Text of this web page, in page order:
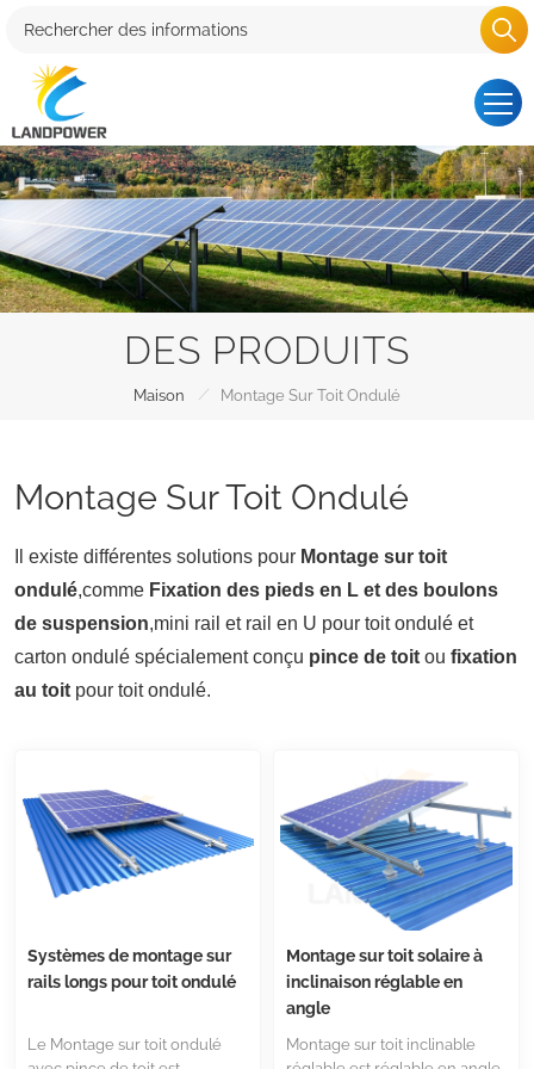
DES PRODUITS
Maison / Montage Sur Toit Ondulé
Montage Sur Toit Ondulé
Il existe différentes solutions pour Montage sur toit
ondulé,comme Fixation des pieds en L et des boulons
de suspension,mini rail et rail en U pour toit ondulé et
carton ondulé spécialement conçu pince de toit ou fixation
au toit pour toit ondulé.
Systèmes de montage sur
rails longs pour toit ondulé
Le Montage sur toit ondulé
Montage sur toit solaire à
inclinaison réglable en
angle
Montage sur toit inclinable